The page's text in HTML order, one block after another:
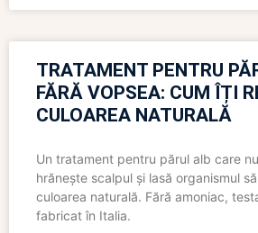
TRATAMENT PENTRU
FĂRĂ VOPSEA: CUM ÎȚI
CULOAREA NATURALĂ
Un tratament pentru părul alb care
hrănește scalpul și lasă organismul
culoarea naturală. Fără amoniac,
fabricat în Italia.